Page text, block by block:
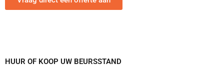
HUUR OF KOOP UW BEURSSTAND